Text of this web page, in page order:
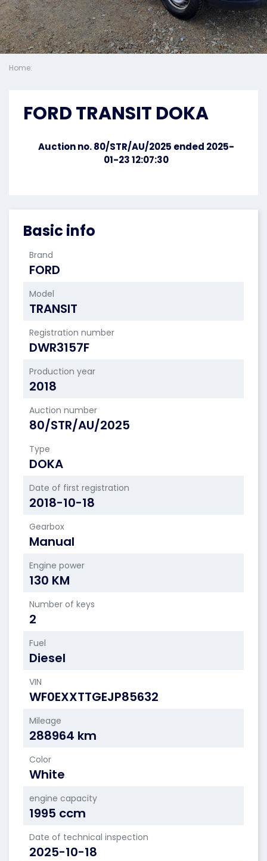
Home:
Basic info
Brand
FORD
Model
TRANSIT
Registration number
DWR3157F
Production year
2018
Auction number
80/STR/AU/2025
Type
DOKA
Date of first registration
2018-10-18
Gearbox
Manual
Engine power
130 KM
Number of keys
2
Fuel
Diesel
VIN
WF0EXXTTGEJP85632
Mileage
288964 km
Color
White
engine capacity
1995 ccm
Date of technical inspection
2025-10-18
FORD TRANSIT DOKA
Auction no. 80/STR/AU/2025 ended 2025-
01-23 12:07:30